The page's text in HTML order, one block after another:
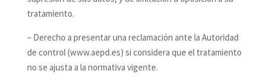
tratamiento.
– Derecho a presentar una reclamación ante la Autoridad
de control (www.aepd.es) si considera que el tratamiento
no se ajusta a la normativa vigente.